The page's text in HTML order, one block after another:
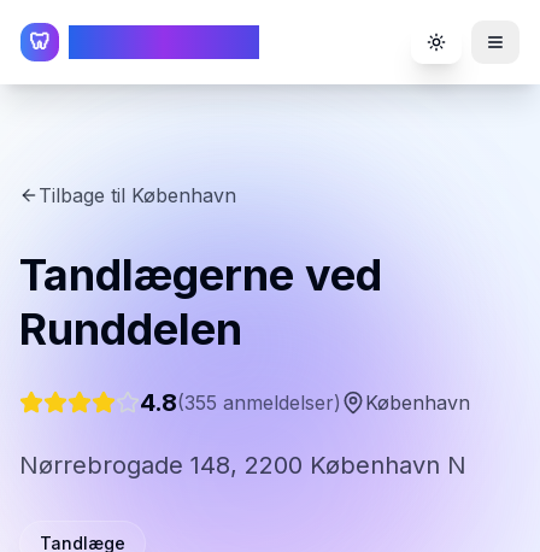
🦷 Toggle
Tilbage til København
Tandlægerne ved
Runddelen
4.8(355 anmeldelser) København
Nørrebrogade 148, 2200 København N
Tandlæge